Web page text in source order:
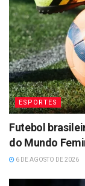
ESPORTES
Futebol
do Mundo
6 DE AGOSTO DE 2026